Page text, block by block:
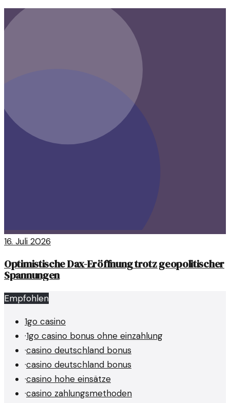
16. Juli 2026
Optimistische Dax-Eröffnung trotz geopolitischer
Spannungen
Empfohlen
1go casino
·1go casino bonus ohne einzahlung
·casino deutschland bonus
·casino deutschland bonus
·casino hohe einsätze
·casino zahlungsmethoden